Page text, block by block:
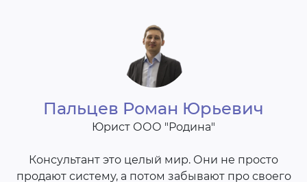
Пальцев Роман Юрьевич
Юрист ООО "Родина"
Консультант это целый мир. Они не просто
продают систему, а потом забывают про своего